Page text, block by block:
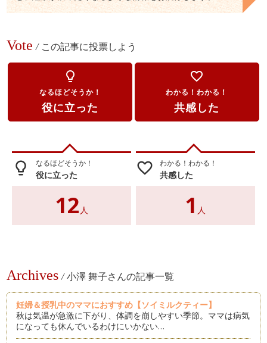
Vote / この記事に投票しよう
lightbulb_outline
なるほどそうか！
役に立った
favorite_border
わかる！わかる！
共感した
lightbulb_outline なるほどそうか！
役に立った
12 人
favorite_border わかる！わかる！
共感した
1 人
Archives / 小澤 舞子さんの記事一覧
妊婦＆授乳中のママにおすすめ【ソイミルクティー】
秋は気温が急激に下がり、体調を崩しやすい季節。ママは病気
になっても休んでいるわけにいかない…